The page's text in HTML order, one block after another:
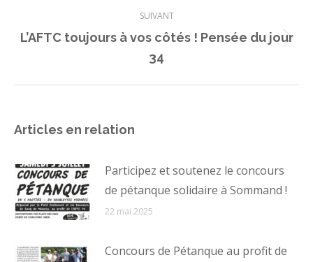
:
SUIVANT
Article
suivant
:
L’AFTC toujours à vos côtés ! Pensée du jour
34
Articles en relation
Participez et soutenez le concours
de pétanque solidaire à Sommand !
22 mai 2025
Concours de Pétanque au profit de